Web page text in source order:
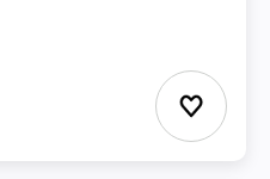
Ajouter